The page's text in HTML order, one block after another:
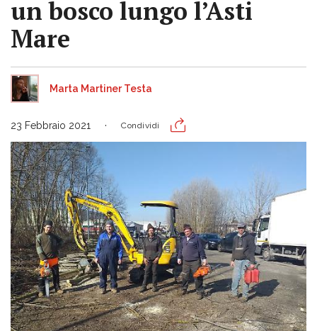
un bosco lungo l’Asti
Mare
Marta Martiner Testa
23 Febbraio 2021 Condividi